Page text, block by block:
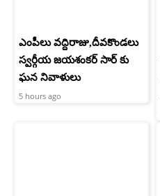
ఎంపీలు వద్దిరాజు,దీవకొండలు
స్వర్గీయ జయశంకర్ సార్ కు
ఘన నివాళులు
5 hours ago